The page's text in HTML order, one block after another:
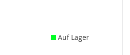
Auf Lager